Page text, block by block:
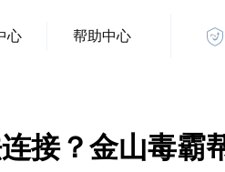
心 帮助中心
接？金山毒霸